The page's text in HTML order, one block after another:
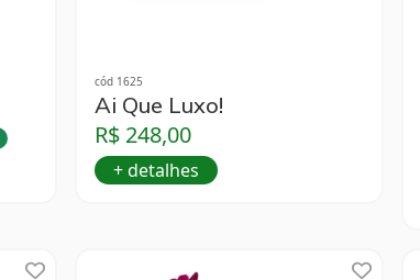
cód 1625
Ai Que Luxo!
R$ 248,00
+ detalhes